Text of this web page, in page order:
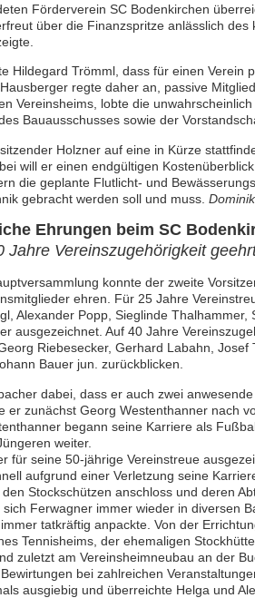
Förderverein SC Bodenkirchen
über die Finanzspritze anlässlich des
Hildegard Trömml, dass für einen Verein
regte daher an, passive
Vereinsheims, lobte die
Bauausschusses sowie der
Holzner auf eine in Kürze
will er einen endgültigen
die geplante Flutlicht- und
gebracht werden soll und muss.
Ehrungen beim SC
Jahre Vereinszugehörigkeit
konnte der zweite
ehren. Für 25 Jahre
Alexander Popp, Sieglinde Thalhammer,
ausgezeichnet. Auf 40 Jahre
Riebesecker, Gerhard Labahn, Josef
Bauer jun. zurückblicken.
dabei, dass er auch zwei
er zunächst Georg Westenthanner nach
begann seine Karriere als
weiter.
für seine 50-jährige Vereinstreue
aufgrund einer Verletzung seine
Stockschützen anschloss und deren
Ferwagner immer wieder in diversen
tatkräftig anpackte. Von der
Tennisheims, der ehemaligen
zuletzt am Vereinsheimneubau an der
bei zahlreichen
ausgiebig und überreichte Helga und